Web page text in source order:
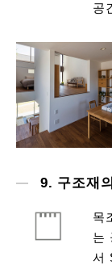
공
9. 구조재
목
는
서